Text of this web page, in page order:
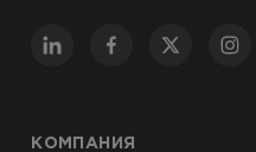
КОМПАНИЯ